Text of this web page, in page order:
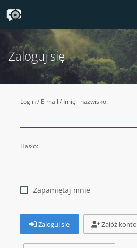
Zaloguj się
Login / E-mail / Imię i nazwisko:
Hasło:
Zapamiętaj mnie
Zaloguj się Załóż konto